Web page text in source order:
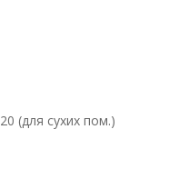
20 (для сухих пом.)